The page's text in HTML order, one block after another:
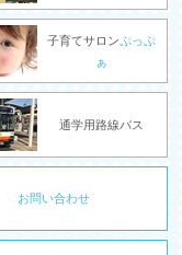
子育てサロンぷっぷ
ぁ
通学用路線バス
お問い合わせ